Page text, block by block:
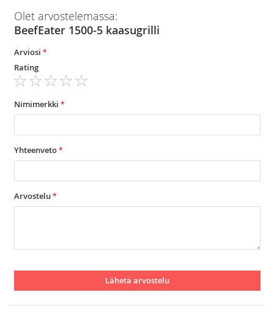
Olet arvostelemassa:
BeefEater 1500-5 kaasugrilli
Arviosi
Rating
star
stars
stars
stars
stars
Nimimerkki
Yhteenveto
Arvostelu
Lähetä arvostelu